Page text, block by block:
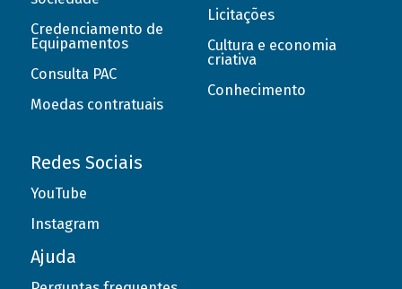
Credenciamento de
Equipamentos
Consulta PAC
Moedas contratuais
Licitações
Cultura e economia
criativa
Conhecimento
Redes Sociais
YouTube
Instagram
Ajuda